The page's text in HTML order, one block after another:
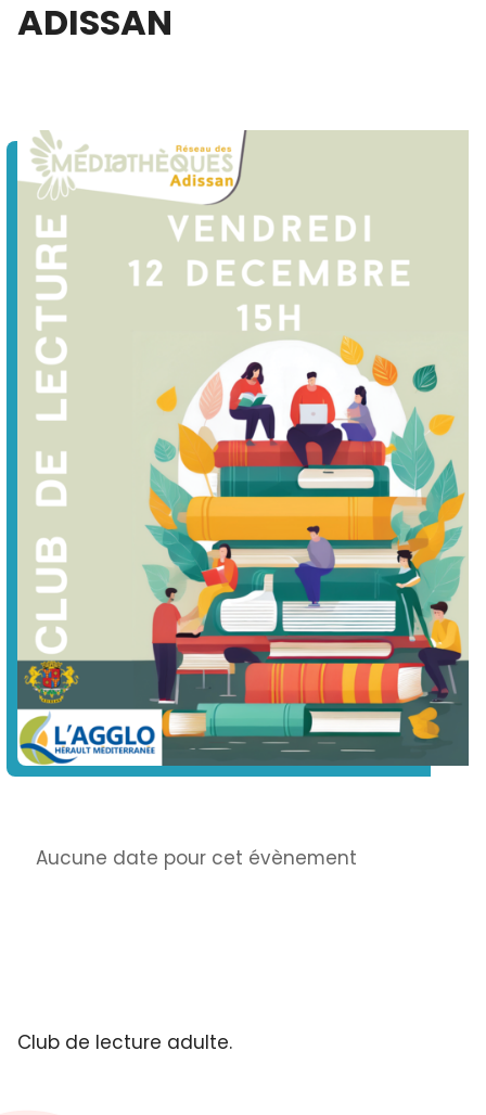
ADISSAN
Club de lecture adulte.
Info
Aucune date pour cet évènement